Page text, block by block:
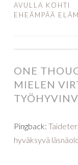
POST
AVULLA KOHTI
EHEÄMPÄÄ
ONE
MIELEN
Pingback:
hyväksyvä